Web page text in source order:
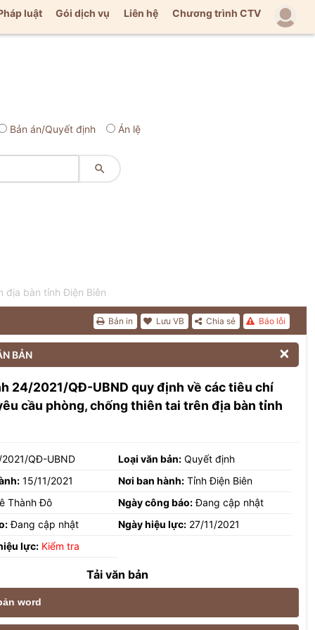
luật Gói dịch vụ Liên hệ Chương trình CTV
Bản án/Quyết định Án lệ

địa bàn tỉnh Điện Biên
Báo lỗi
Chia sẻ
Lưu VB
Bản in
BẢN 
24/2021/QĐ-UBND quy định về các tiêu chí
cầu phòng, chống thiên tai trên địa bàn tỉnh
QĐ-UBND Loại văn bản: Quyết định
15/11/2021 Nơi ban hành: Tỉnh Điện Biên
Thành Đô Ngày công báo:Đang cập nhật
Đang cập nhật Ngày hiệu lực: 27/11/2021
lực: Kiểm tra
Tải văn bản
word